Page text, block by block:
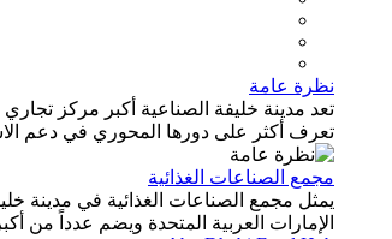
نظرة عامة
تعد مدينة خليفة الصناعية أكبر مركز
تعرف أكثر على دورها المحوري في دعم
مجمع الصناعات الغذائية
يمثل مجمع الصناعات الغذائية في مدينة
الإمارات العربية المتحدة ويضم عدداً من